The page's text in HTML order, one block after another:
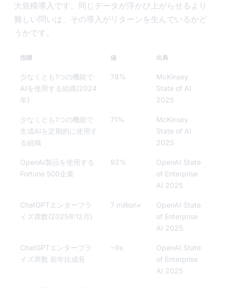
大規模導入です。同じデータが浮かび上がらせるより
難しい問いは、その導入がリターンを生んでいるかど
うかです。
指標 値 出典
少なくとも1つの機能で
AIを使用する組織(2024
年)
78%
McKinsey
State of AI
2025
少なくとも1つの機能で
生成AIを定期的に使用す
る組織
71%
McKinsey
State of AI
2025
OpenAI製品を使用する
Fortune 500企業
92%
OpenAI State
of Enterprise
AI 2025
ChatGPTエンタープラ
イズ席数(2025年12月)
7 million+
OpenAI State
of Enterprise
AI 2025
ChatGPTエンタープラ
イズ席数 前年比成長
~9x
OpenAI State
of Enterprise
AI 2025